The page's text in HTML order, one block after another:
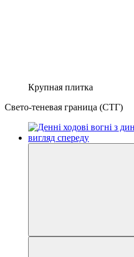
Крупная плитка
Свето-теневая граница (СТГ)